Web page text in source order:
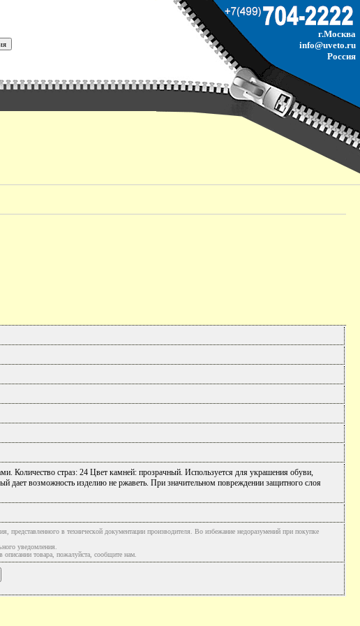
г.Москва
info@uveto.ru
Россия
Количество страз: 24 Цвет камней: прозрачный. Используется для украшения обуви,
возможность изделию не ржаветь. При значительном повреждении защитного слоя
в технической документации производителя. Во избежание недоразумений при покупке
уведомления.
товара, пожалуйста, сообщите нам.